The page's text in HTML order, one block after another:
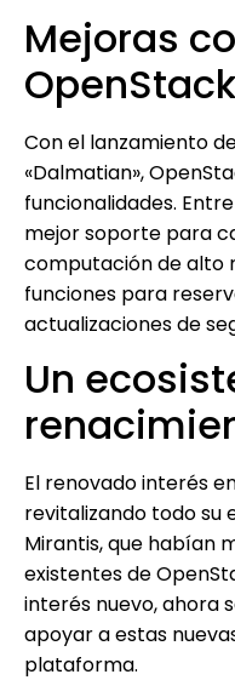
Mejoras
OpenStack
Con el lanzamiento
«Dalmatian»,
funcionalidades.
mejor soporte para
computación de alto
funciones para
actualizaciones de
Un
El renovado interés
revitalizando todo su
Mirantis, que habían
existentes de
interés nuevo, ahora
apoyar a estas
plataforma.